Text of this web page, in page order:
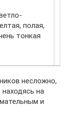
полая,
тонкая
несложно,
на
и